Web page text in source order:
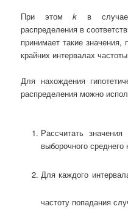
При этомk в случае
распределения в
принимает такие
крайних интервалах
Для нахождения
распределения можно
Рассчитать
выборочного среднего
Для каждого
частоту попадания